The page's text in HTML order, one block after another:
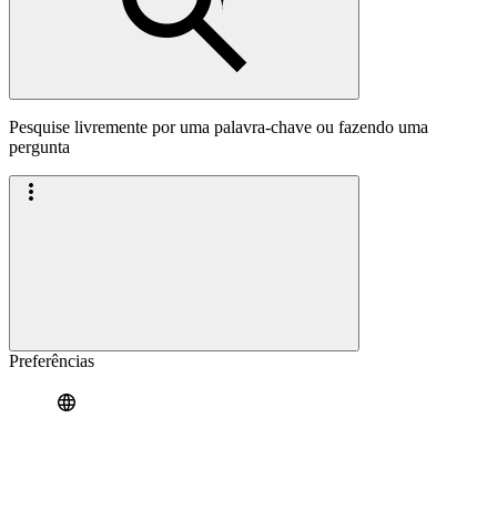
Pesquise livremente por uma palavra-chave ou fazendo uma
pergunta
Preferências